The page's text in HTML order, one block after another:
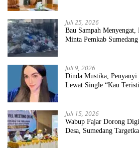
Juli 25, 2026
Bau Sampah Menyengat,
Minta Pemkab
Juli 9, 2026
Dinda Mustika, Penyanyi
Lewat Single “Kau
Juli 15, 2026
Wabup Fajar Dorong
Desa, Sumedang